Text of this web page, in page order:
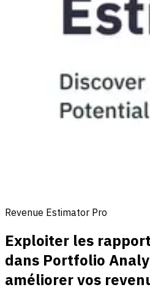
Revenue Estimator Pro
Exploiter les
dans Portfolio
améliorer vos